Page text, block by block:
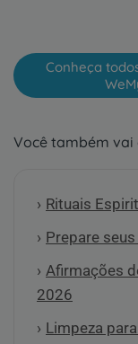
Conheça
Você também
Rituais
Prepare
Afirmações
2026
Limpeza